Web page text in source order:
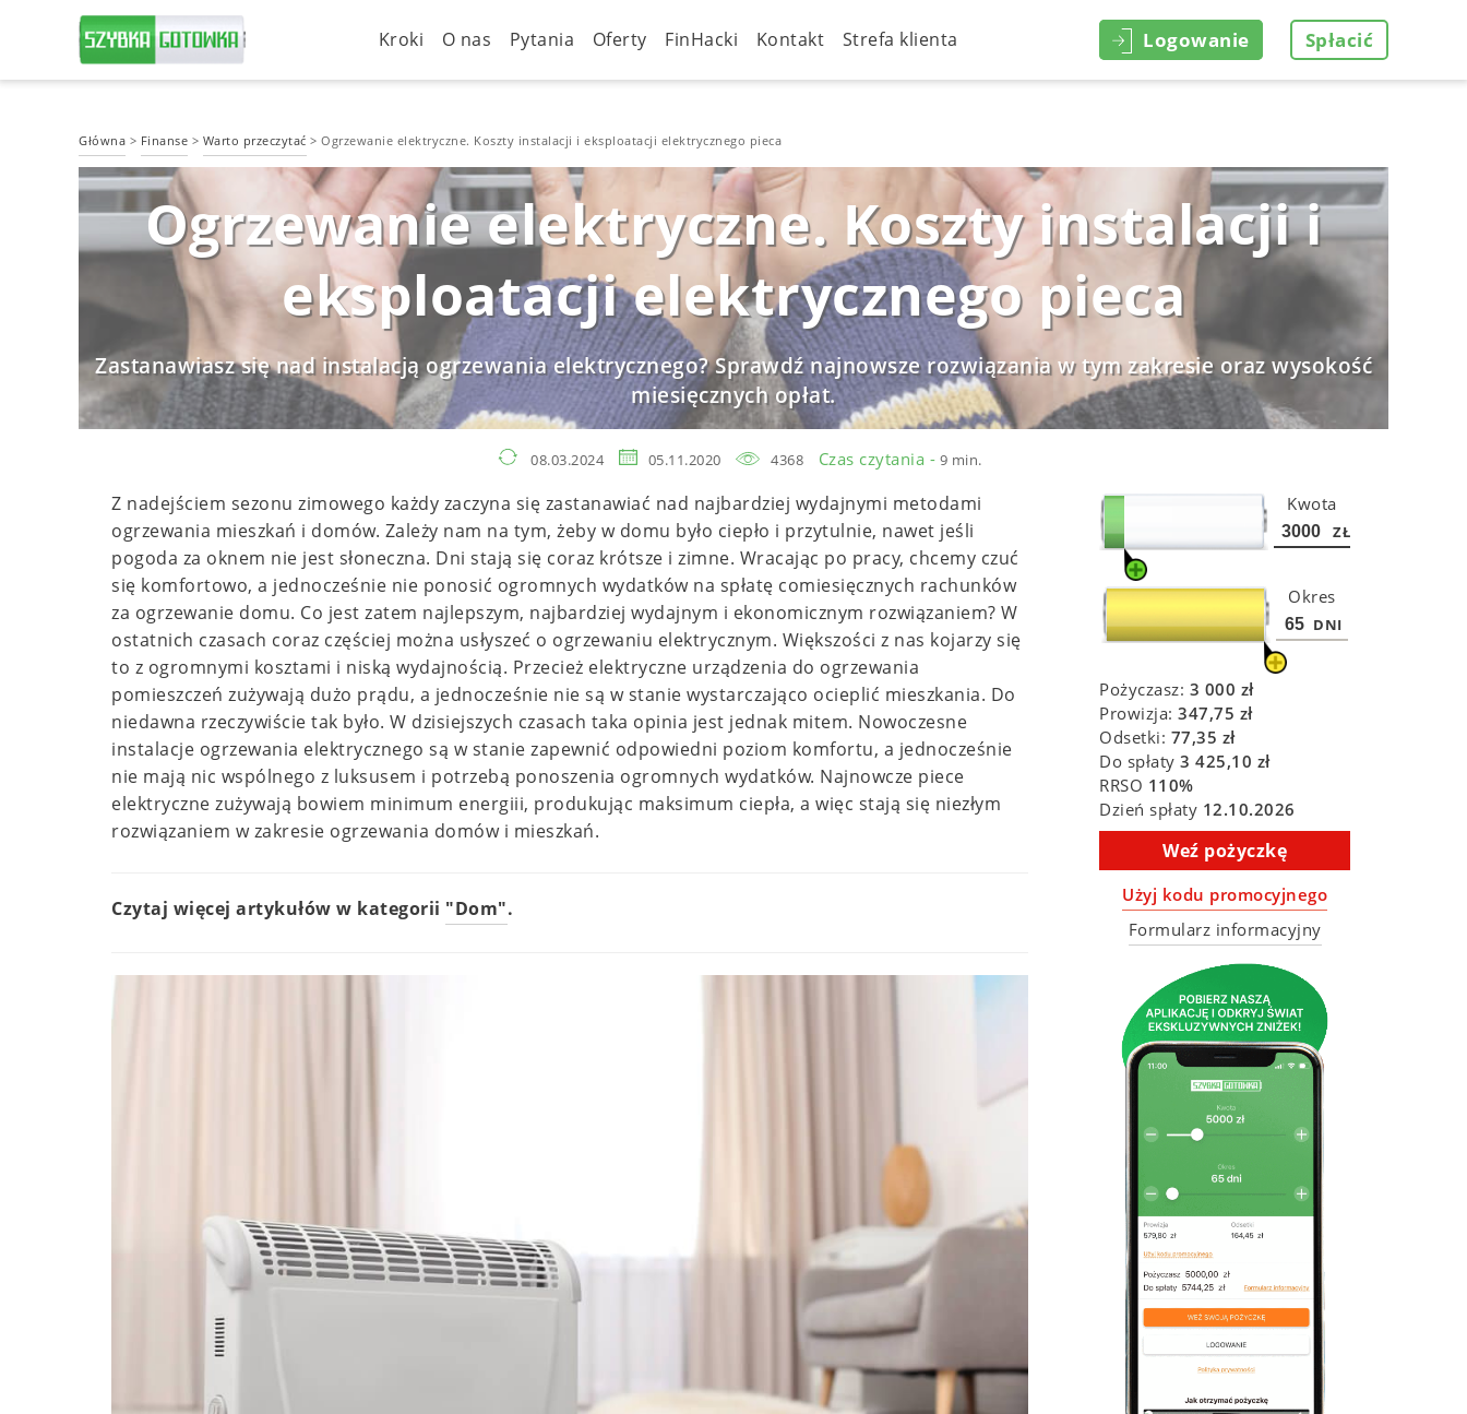
Spłacić
Logowanie
Kroki O nas Pytania Oferty FinHacki Kontakt Strefa klienta
Główna > Finanse > Warto przeczytać > Ogrzewanie elektryczne. Koszty instalacji i eksploatacji elektrycznego pieca
Ogrzewanie elektryczne. Koszty instalacji i
eksploatacji elektrycznego pieca
Zastanawiasz się nad instalacją ogrzewania elektrycznego? Sprawdź najnowsze rozwiązania w tym zakresie oraz wysokość
miesięcznych opłat.
08.03.2024 05.11.2020 4368 Czas czytania - 9 min.
Z nadejściem sezonu zimowego każdy zaczyna się zastanawiać nad najbardziej wydajnymi metodami
ogrzewania mieszkań i domów. Zależy nam na tym, żeby w domu było ciepło i przytulnie, nawet jeśli
pogoda za oknem nie jest słoneczna. Dni stają się coraz krótsze i zimne. Wracając po pracy, chcemy czuć
się komfortowo, a jednocześnie nie ponosić ogromnych wydatków na spłatę comiesięcznych rachunków
za ogrzewanie domu. Co jest zatem najlepszym, najbardziej wydajnym i ekonomicznym rozwiązaniem? W
ostatnich czasach coraz częściej można usłyszeć o ogrzewaniu elektrycznym. Większości z nas kojarzy się
to z ogromnymi kosztami i niską wydajnością. Przecież elektryczne urządzenia do ogrzewania
pomieszczeń zużywają dużo prądu, a jednocześnie nie są w stanie wystarczająco ocieplić mieszkania. Do
niedawna rzeczywiście tak było. W dzisiejszych czasach taka opinia jest jednak mitem. Nowoczesne
instalacje ogrzewania elektrycznego są w stanie zapewnić odpowiedni poziom komfortu, a jednocześnie
nie mają nic wspólnego z luksusem i potrzebą ponoszenia ogromnych wydatków. Najnowcze piece
elektryczne zużywają bowiem minimum energiii, produkując maksimum ciepła, a więc stają się niezłym
rozwiązaniem w zakresie ogrzewania domów i mieszkań.
Czytaj więcej artykułów w kategorii "Dom".
Kwota
ZŁ
Okres
DNI
Pożyczasz: 3 000 zł
Prowizja: 347,75 zł
Odsetki: 77,35 zł
Do spłaty 3 425,10 zł
RRSO 110%
Dzień spłaty 12.10.2026
Weź pożyczkę
Użyj kodu promocyjnego
Formularz informacyjny